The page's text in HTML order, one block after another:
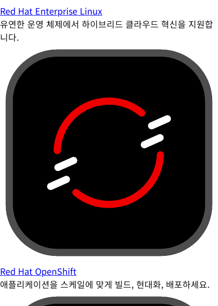
Red Hat Enterprise Linux
유연한 운영 체제에서 하이브리드 클라우드 혁신을 지원합
니다.
Red Hat OpenShift
애플리케이션을 스케일에 맞게 빌드, 현대화, 배포하세요.